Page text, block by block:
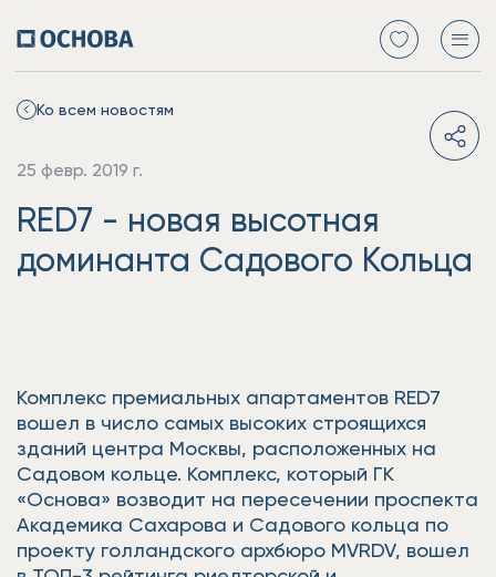
Ко всем новостям
25 февр. 2019 г.
RED7 - новая высотная
доминанта Садового Кольца
Комплекс премиальных апартаментов RED7
вошел в число самых высоких строящихся
зданий центра Москвы, расположенных на
Садовом кольце. Комплекс, который ГК
«Основа» возводит на пересечении проспекта
Академика Сахарова и Садового кольца по
проекту голландского архбюро MVRDV, вошел